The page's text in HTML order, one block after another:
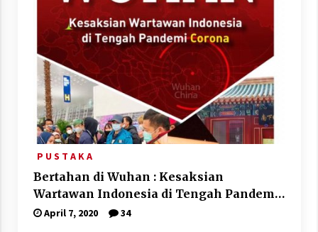
P U S T A K A
Bertahan di Wuhan : Kesaksian
Wartawan Indonesia di Tengah Pandemi
Corona
April 7, 2020 34